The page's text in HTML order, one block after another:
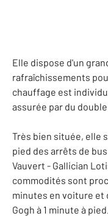
Elle dispose d'un
rafraîchissements
chauffage est
assurée par du
Très bien située, elle
pied des arrêts de
Vauvert - Gallician
commodités sont
minutes en voiture et
Gogh à 1 minute à pied.